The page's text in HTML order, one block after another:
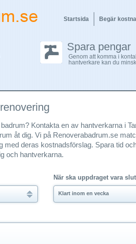
Startsida Begär
Spara pengar
Genom att komma i
hantverkare kan du
Kontakta en av hantverkarna i
åt dig. Vi på Renoverabadrum.se
med deras kostnadsförslag. Spara tid
och hantverkarna.
När ska uppdraget vara
Klart inom en vecka